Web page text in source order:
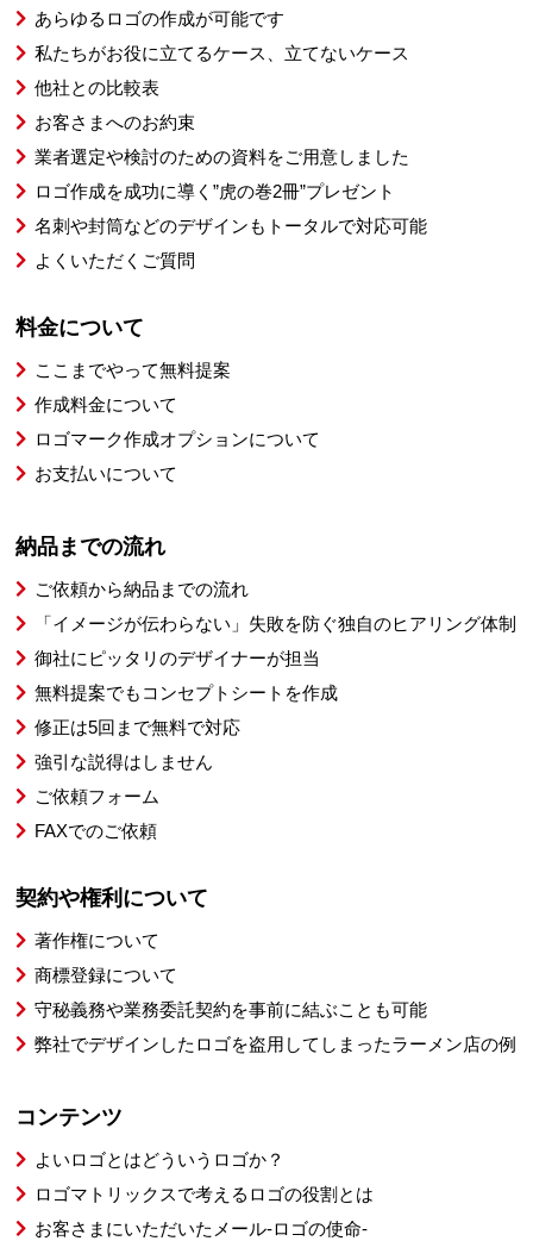
あらゆるロゴの作成が可能です
私たちがお役に立てるケース、立てないケース
他社との比較表
お客さまへのお約束
業者選定や検討のための資料をご用意しました
ロゴ作成を成功に導く”虎の巻2冊”プレゼント
名刺や封筒などのデザインもトータルで対応可能
よくいただくご質問
料金について
ここまでやって無料提案
作成料金について
ロゴマーク作成オプションについて
お支払いについて
納品までの流れ
ご依頼から納品までの流れ
「イメージが伝わらない」失敗を防ぐ独自のヒアリング体制
御社にピッタリのデザイナーが担当
無料提案でもコンセプトシートを作成
修正は5回まで無料で対応
強引な説得はしません
ご依頼フォーム
FAXでのご依頼
契約や権利について
著作権について
商標登録について
守秘義務や業務委託契約を事前に結ぶことも可能
弊社でデザインしたロゴを盗用してしまったラーメン店の例
コンテンツ
よいロゴとはどういうロゴか？
ロゴマトリックスで考えるロゴの役割とは
お客さまにいただいたメール-ロゴの使命-